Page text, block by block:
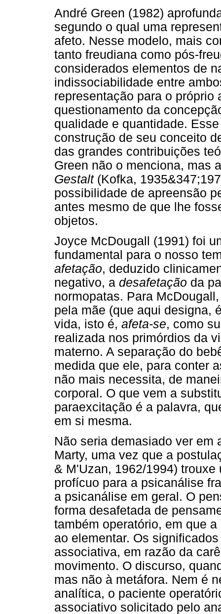
André Green (1982)
segundo o qual uma
afeto. Nesse modelo, mais
tanto freudiana como pós-
considerados elementos de
indissociabilidade entre
representação para o próprio
questionamento da
qualidade e quantidade.
construção de seu conceito
das grandes contribuições
Green não o menciona, mas
Gestalt(Kofka,
possibilidade de apreensão
antes mesmo de que lhe
objetos.
Joyce McDougall (1991) foi
fundamental para o nosso
afetação, deduzido
negativo, a desafetação da
normopatas. Para
pela mãe (que aqui designa,
vida, isto é, afeta-se, como
realizada nos primórdios da
materno. A separação do
medida que ele, para conter
não mais necessita, de
corporal. O que vem a
paraexcitação é a palavra,
em si mesma.
Não seria demasiado ver em
Marty, uma vez que a
& M'Uzan, 1962/1994)
profícuo para a psicanálise
a psicanálise em geral. O
forma desafetada de
também operatório, em que
ao elementar. Os
associativa, em razão da
movimento. O discurso,
mas não à metáfora. Nem é
analítica, o paciente
associativo solicitado pelo